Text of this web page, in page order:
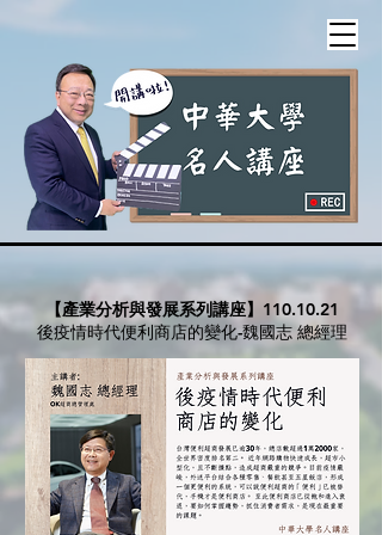
【產業分析與發展系列講座】 110.10.21
後疫情時代便利商店的變化-魏國志 總經理